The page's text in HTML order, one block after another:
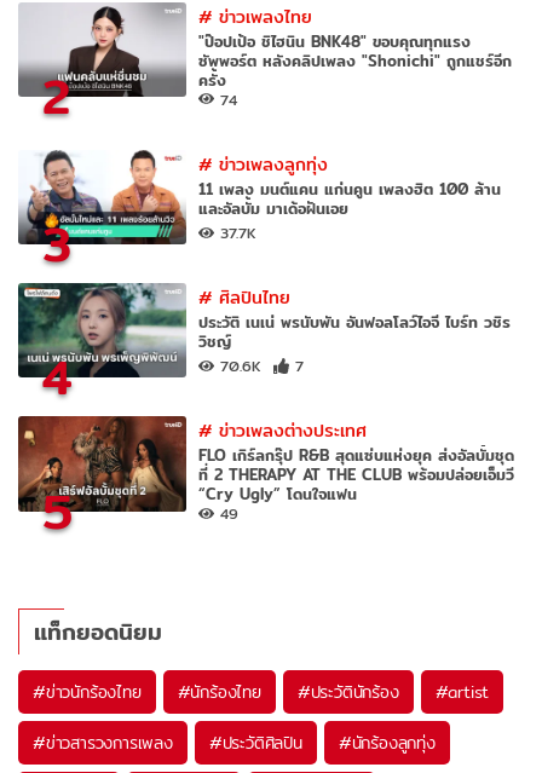
2
#ข่าวเพลงไทย
"ป๊อปเป้อ ชิไฮนิน BNK48" ขอบคุณทุกแรง
ซัพพอร์ต หลังคลิปเพลง "Shonichi" ถูกแชร์อีก
ครั้ง
74
3
#ข่าวเพลงลูกทุ่ง
11 เพลง มนต์แคน แก่นคูน เพลงฮิต 100 ล้าน
และอัลบั้ม มาเด้อฝันเอย
37.7K
4
#ศิลปินไทย
ประวัติ เนเน่ พรนับพัน อันฟอลโลว์ไอจี ไบร์ท วชิร
วิชญ์
70.6K 7
5
#ข่าวเพลงต่างประเทศ
FLO เกิร์ลกรุ๊ป R&B สุดแซ่บแห่งยุค ส่งอัลบั้มชุด
ที่ 2 THERAPY AT THE CLUB พร้อมปล่อยเอ็มวี
“Cry Ugly” โดนใจแฟน
49
แท็กยอดนิยม
#ข่าวนักร้องไทย #นักร้องไทย #ประวัตินักร้อง #artist
#ข่าวสารวงการเพลง #ประวัติศิลปิน #นักร้องลูกทุ่ง